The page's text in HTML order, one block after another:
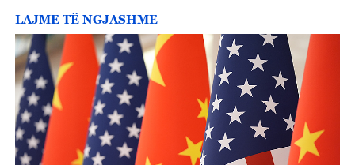
LAJME TË NGJASHME